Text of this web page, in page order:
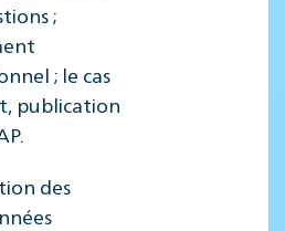
;
; le cas
publication
des